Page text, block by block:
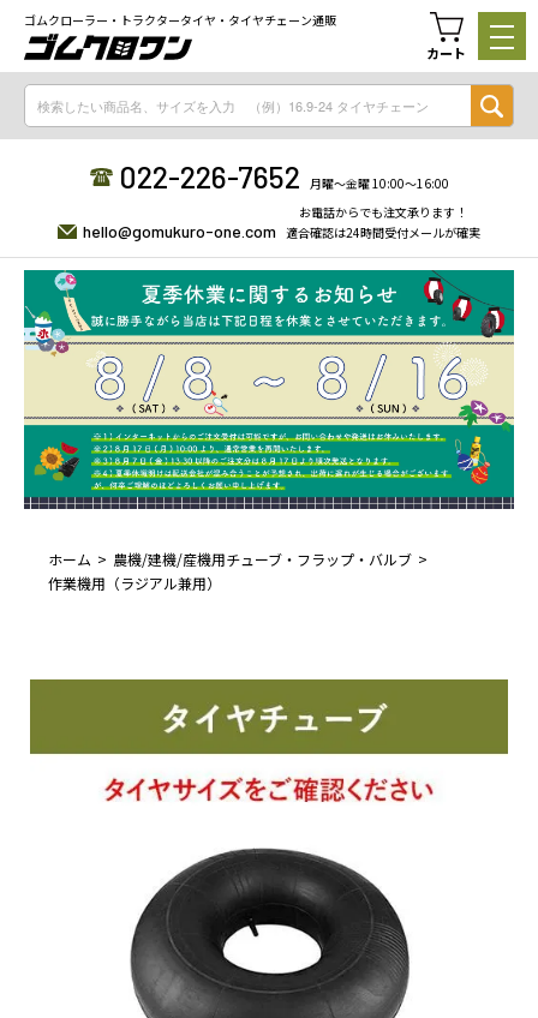
ゴムクローラー・トラクタータイヤ・タイヤチェーン通販
カート
022-226-7652 月曜〜金曜 10:00〜16:00
hello@gomukuro-one.com
お電話からでも注文承ります！
適合確認は24時間受付メールが確実
ホーム
農機/建機/産機用チューブ・フラップ・バルブ
作業機用（ラジアル兼用）